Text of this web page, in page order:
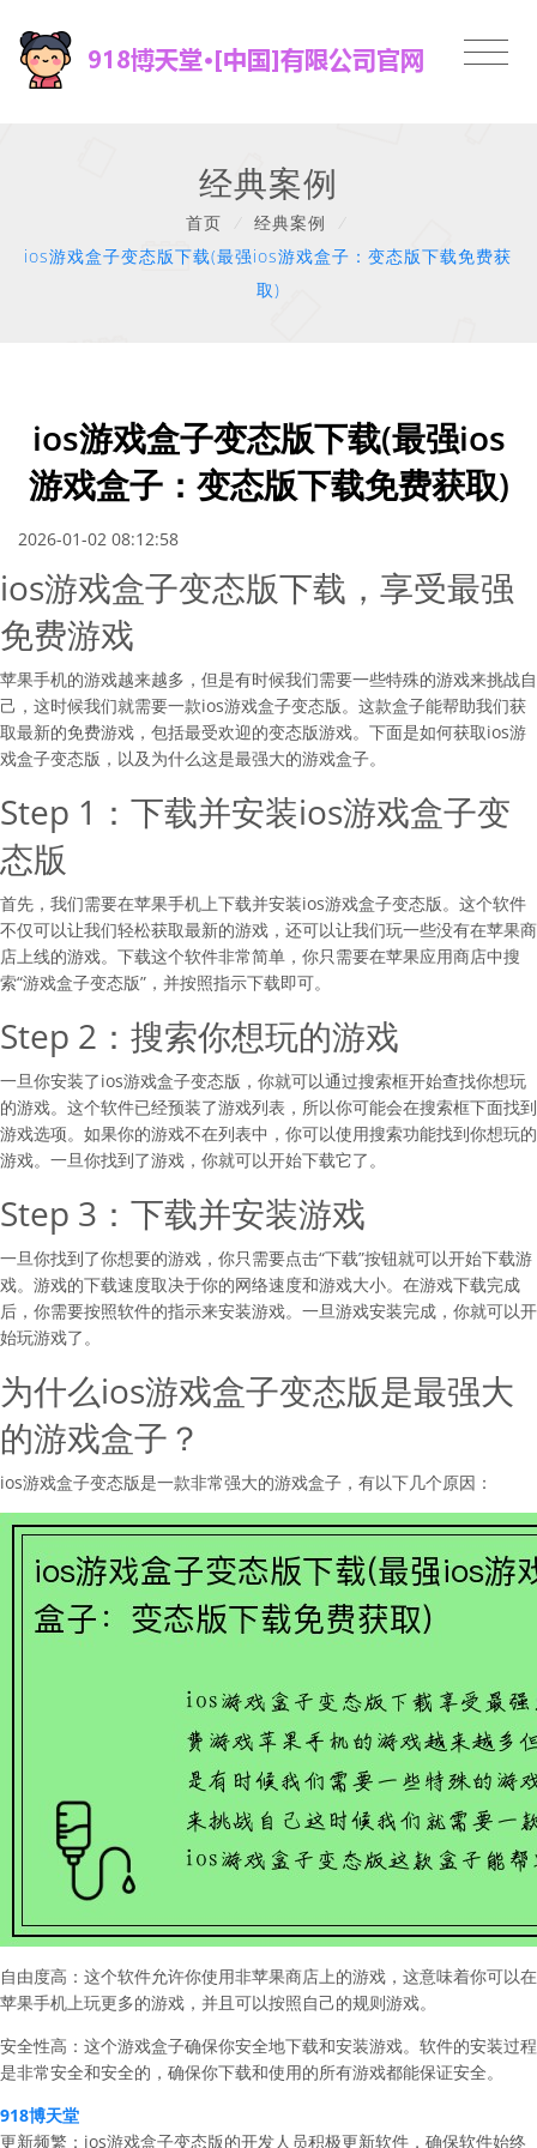
经典案例
首页 经典案例
ios游戏盒子变态版下载(最强ios游戏盒子：变态版下载免费获
取)
ios游戏盒子变态版下载(最强ios
游戏盒子：变态版下载免费获取)
2026-01-02 08:12:58
ios游戏盒子变态版下载，享受最强
免费游戏
苹果手机的游戏越来越多，但是有时候我们需要一些特殊的游戏来挑战自
己，这时候我们就需要一款ios游戏盒子变态版。这款盒子能帮助我们获
取最新的免费游戏，包括最受欢迎的变态版游戏。下面是如何获取ios游
戏盒子变态版，以及为什么这是最强大的游戏盒子。
Step 1：下载并安装ios游戏盒子变
态版
首先，我们需要在苹果手机上下载并安装ios游戏盒子变态版。这个软件
不仅可以让我们轻松获取最新的游戏，还可以让我们玩一些没有在苹果商
店上线的游戏。下载这个软件非常简单，你只需要在苹果应用商店中搜
索“游戏盒子变态版”，并按照指示下载即可。
Step 2：搜索你想玩的游戏
一旦你安装了ios游戏盒子变态版，你就可以通过搜索框开始查找你想玩
的游戏。这个软件已经预装了游戏列表，所以你可能会在搜索框下面找到
游戏选项。如果你的游戏不在列表中，你可以使用搜索功能找到你想玩的
游戏。一旦你找到了游戏，你就可以开始下载它了。
Step 3：下载并安装游戏
一旦你找到了你想要的游戏，你只需要点击“下载”按钮就可以开始下载游
戏。游戏的下载速度取决于你的网络速度和游戏大小。在游戏下载完成
后，你需要按照软件的指示来安装游戏。一旦游戏安装完成，你就可以开
始玩游戏了。
为什么ios游戏盒子变态版是最强大
的游戏盒子？
ios游戏盒子变态版是一款非常强大的游戏盒子，有以下几个原因：
自由度高：这个软件允许你使用非苹果商店上的游戏，这意味着你可以在
苹果手机上玩更多的游戏，并且可以按照自己的规则游戏。
安全性高：这个游戏盒子确保你安全地下载和安装游戏。软件的安装过程
是非常安全和安全的，确保你下载和使用的所有游戏都能保证安全。
918博天堂
更新频繁：ios游戏盒子变态版的开发人员积极更新软件，确保软件始终